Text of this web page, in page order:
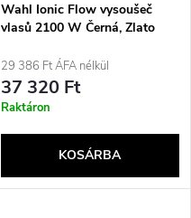
Wahl Ionic Flow vysoušeč
vlasů 2100 W Černá, Zlato
29 386 Ft ÁFA nélkül
37 320 Ft
Raktáron
KOSÁRBA